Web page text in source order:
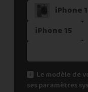
iPhone
iPhone 15
Le modèle de
ses paramètres